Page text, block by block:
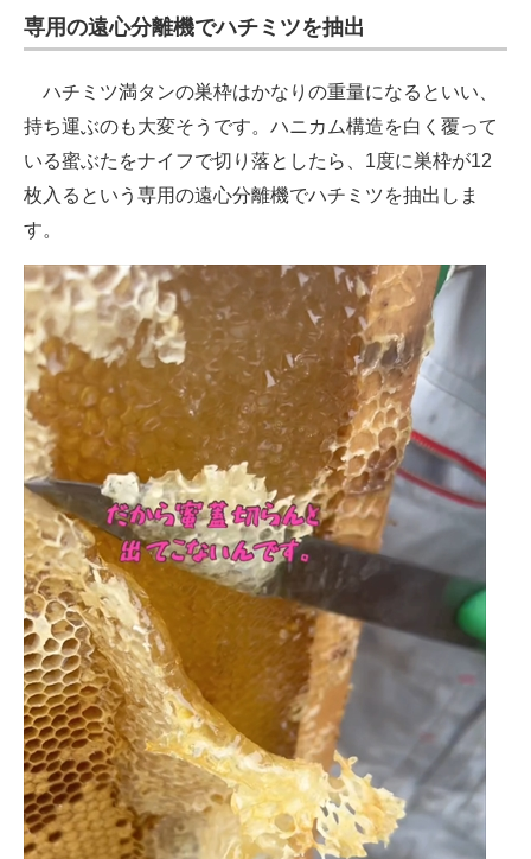
専用の遠心分離機でハチミツを抽出
ハチミツ満タンの巣枠はかなりの重量になるといい、
持ち運ぶのも大変そうです。ハニカム構造を白く覆って
いる蜜ぶたをナイフで切り落としたら、1度に巣枠が12
枚入るという専用の遠心分離機でハチミツを抽出しま
す。